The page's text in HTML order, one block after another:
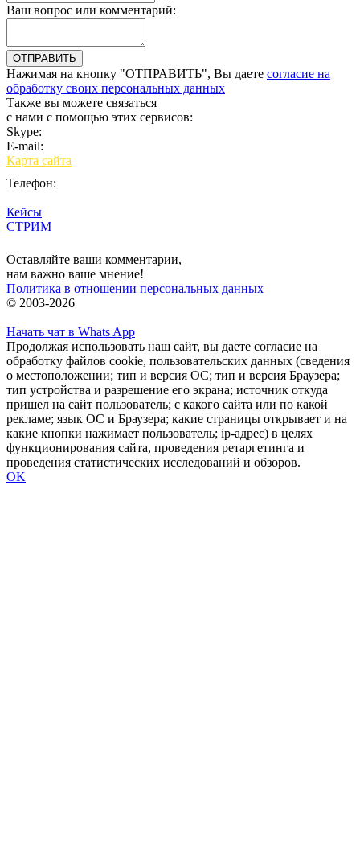
Ваш вопрос или комментарий:
Нажимая на кнопку "ОТПРАВИТЬ", Вы даете согласие на
обработку своих персональных данных
Также вы можете связаться
с нами с помощью этих сервисов:
Skype:
E-mail:
Карта сайта
Телефон:
Кейсы
СТРИМ
Оставляйте ваши комментарии,
нам важно ваше мнение!
Политика в отношении персональных данных
© 2003-2026
Начать чат в Whats App
Продолжая использовать наш сайт, вы даете согласие на
обработку файлов cookie, пользовательских данных (сведения
о местоположении; тип и версия ОС; тип и версия Браузера;
тип устройства и разрешение его экрана; источник откуда
пришел на сайт пользователь; с какого сайта или по какой
рекламе; язык ОС и Браузера; какие страницы открывает и на
какие кнопки нажимает пользователь; ip-адрес) в целях
функционирования сайта, проведения ретаргетинга и
проведения статистических исследований и обзоров.
OK